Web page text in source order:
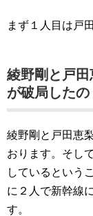
まず１人目は戸
綾野剛と戸
が破局したの
綾野剛と戸田恵
おります。そし
しているという
に２人で新幹線
す。